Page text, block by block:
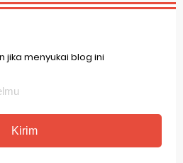
jika menyukai blog ini